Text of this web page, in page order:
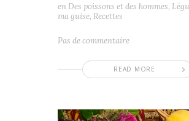
READ MORE
en Des poissons et des hommes,
ma guise, Recettes
Pas de commentaire